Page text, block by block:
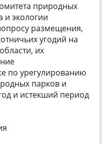
природных
и экологии
размещения,
угодий на
их
по урегулированию
парков и
и истекший период